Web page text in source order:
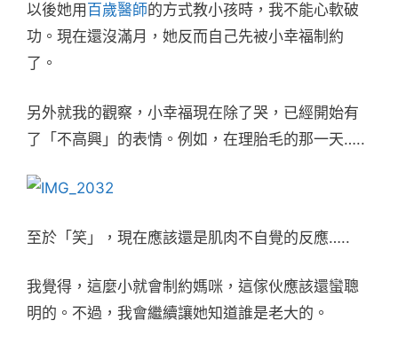
以後她用 百歲醫師的方式教小孩時，我不能心軟破
功。現在還沒滿月，她反而自己先被小幸福制約
了。
另外就我的觀察，小幸福現在除了哭，已經開始有
了「不高興」的表情。例如，在理胎毛的那一天…..
至於「笑」，現在應該還是肌肉不自覺的反應…..
我覺得，這麼小就會制約媽咪，這傢伙應該還蠻聰
明的。不過，我會繼續讓她知道誰是老大的。